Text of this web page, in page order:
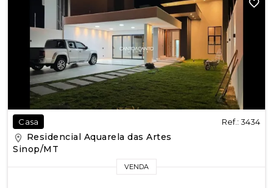
Casa Ref.: 3434
Residencial Aquarela das Artes
Sinop/MT
VENDA